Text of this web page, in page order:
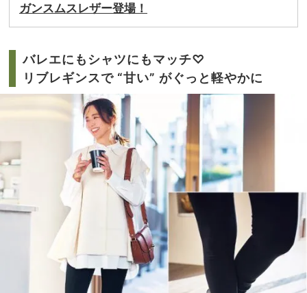
ガンスムスレザー登場！
バレエにもシャツにもマッチ♡
リブレギンスで “甘い” がぐっと軽やかに